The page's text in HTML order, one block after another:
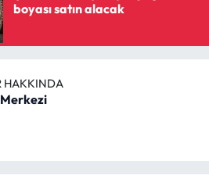
boyası satın alacak
HAKKINDA